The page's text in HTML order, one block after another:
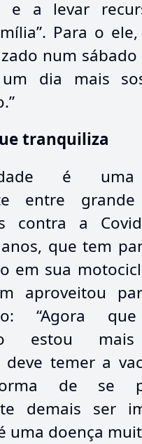
e a levar
Para o
num sábado
dia mais
tranquiliza
é uma
entre
contra a
que tem
em sua
aproveitou
“Agora
estou
deve temer a
de se
demais ser
uma doença